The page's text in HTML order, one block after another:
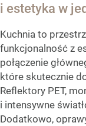
i estetyka w
Kuchnia to
funkcjonalność z
połączenie
które skutecznie
Reflektory PET,
i intensywne
Dodatkowo,